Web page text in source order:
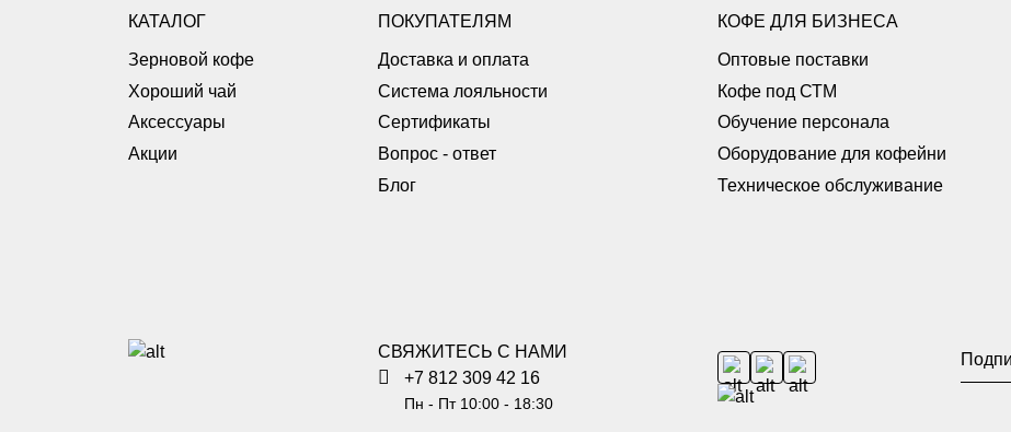
КАТАЛОГ
Зерновой кофе
Хороший чай
Аксессуары
Акции
ПОКУПАТЕЛЯМ
Доставка и оплата
Система лояльности
Сертификаты
Вопрос - ответ
Блог
КОФЕ ДЛЯ БИЗНЕСА
Оптовые поставки
Кофе под СТМ
Обучение персонала
Оборудование для кофейни
Техническое обслуживание
СВЯЖИТЕСЬ С НАМИ
+7 812 309 42 16
Пн - Пт 10:00 - 18:30